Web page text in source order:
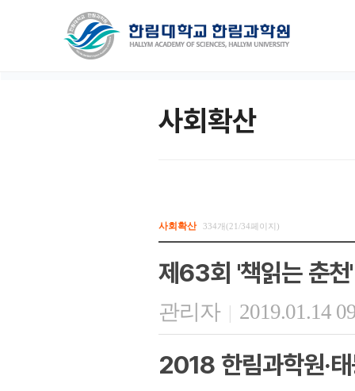
사회확산
사회확산 334개(21/34페이지)
제63회 '책읽는 춘천'
관리자 | 2019.01.14
2018 한림과학원·